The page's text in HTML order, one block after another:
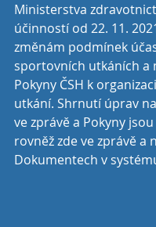
Ministerstva
účinností od 22. 11.
změnám podmínek
sportovních utkáních a
Pokyny ČSH k
utkání. Shrnutí úprav
ve zprávě a Pokyny
rovněž zde ve zprávě a
Dokumentech v